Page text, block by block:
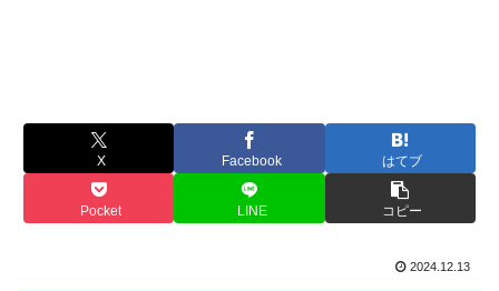
X Facebook はてブ
Pocket LINE コピー
2024.12.13